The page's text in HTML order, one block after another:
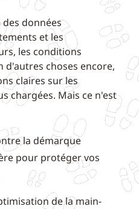
données
et les
les conditions
choses encore,
claires sur les
chargées. Mais ce n'est
la démarque
pour protéger vos
de la main-